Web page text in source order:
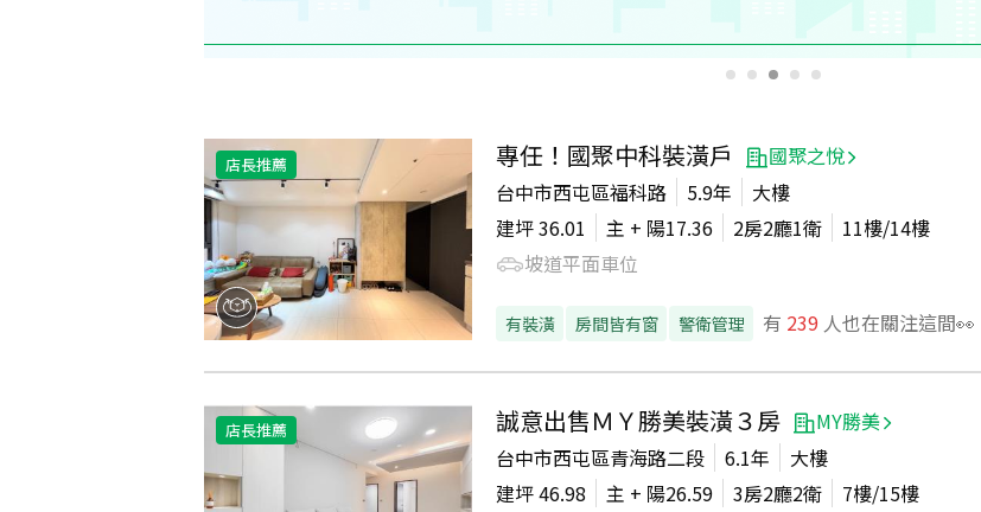
店長推薦 專任！國聚中科裝潢戶
國聚之悅
台中市西屯區福科路
5.9年
大樓
建坪36.01 主 + 陽17.36 2房2廳1衛 11樓/14樓
坡道平面車位
有裝潢 房間皆有窗 警衛管理 有 239 人也在關注這間👀
店長推薦 誠意出售ＭＹ勝美裝潢３房
MY勝美
台中市西屯區青海路二段
6.1年
大樓
建坪46.98 主 + 陽26.59 3房2廳2衛 7樓/15樓